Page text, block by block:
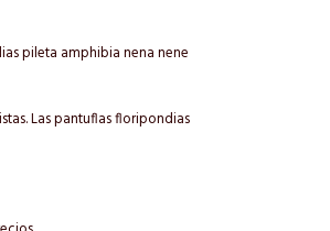
pileta amphibia nena nene
Las pantuflas floripondias